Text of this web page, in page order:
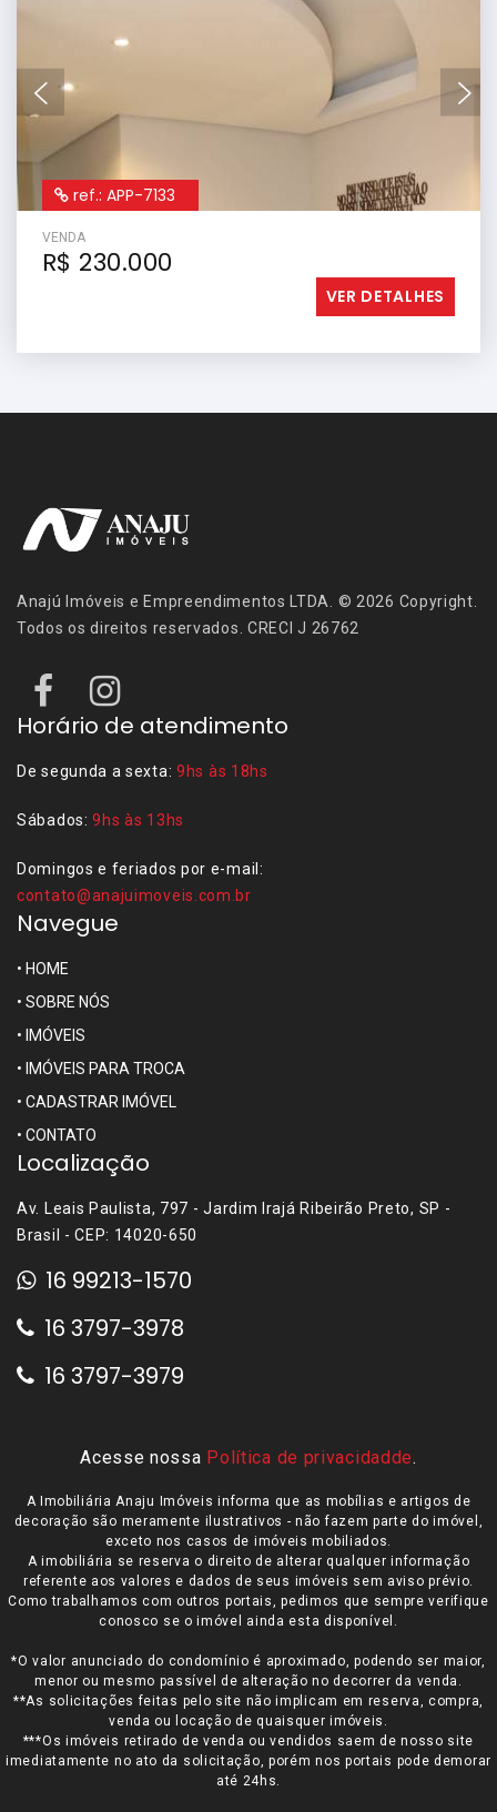
ref.: APP-7133
VENDA
R$ 230.000
VER DETALHES
Anajú Imóveis e Empreendimentos LTDA. © 2026 Copyright.
Todos os direitos reservados. CRECI J 26762
Horário de atendimento
De segunda a sexta: 9hs às 18hs
Sábados:9hs às 13hs
Domingos e feriados por e-mail:
contato@anajuimoveis.com.br
Navegue
• HOME
• SOBRE NÓS
• IMÓVEIS
• IMÓVEIS PARA TROCA
• CADASTRAR IMÓVEL
• CONTATO
Localização
Av. Leais Paulista, 797 - Jardim Irajá Ribeirão Preto, SP -
Brasil - CEP: 14020-650
16 99213-1570
16 3797-3978
16 3797-3979
Acesse nossa Política de privacidadde.
A Imobiliária Anaju Imóveis informa que as mobílias e artigos de
decoração são meramente ilustrativos - não fazem parte do imóvel,
exceto nos casos de imóveis mobiliados.
A imobiliária se reserva o direito de alterar qualquer informação
referente aos valores e dados de seus imóveis sem aviso prévio.
Como trabalhamos com outros portais, pedimos que sempre verifique
conosco se o imóvel ainda esta disponível.
*O valor anunciado do condomínio é aproximado, podendo ser maior,
menor ou mesmo passível de alteração no decorrer da venda.
**As solicitações feitas pelo site não implicam em reserva, compra,
venda ou locação de quaisquer imóveis.
***Os imóveis retirado de venda ou vendidos saem de nosso site
imediatamente no ato da solicitação, porém nos portais pode demorar
até 24hs.